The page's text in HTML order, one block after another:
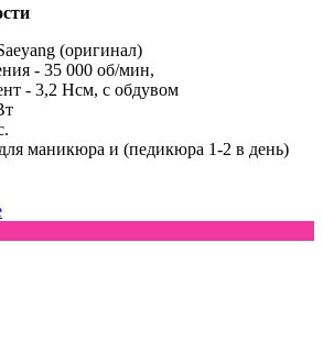
(оригинал)
- 35 000 об/мин,
- 3,2 Нсм, с обдувом
маникюра и (педикюра 1-2 в день)